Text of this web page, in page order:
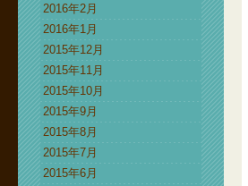
2016年2月
2016年1月
2015年12月
2015年11月
2015年10月
2015年9月
2015年8月
2015年7月
2015年6月